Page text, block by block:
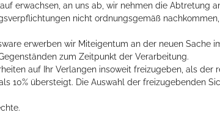
erwachsen, an uns ab, wir nehmen die Abtretung
nicht ordnungsgemäß
erwerben wir Miteigentum an der neuen Sache
zum Zeitpunkt der Verarbeitung.
auf Ihr Verlangen insoweit freizugeben, als der
10% übersteigt. Die Auswahl der freizugebenden